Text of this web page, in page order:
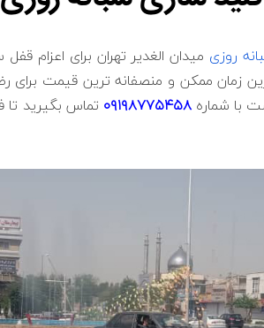
روزی میدان الغدیر تهران برای اعزام
زمان ممکن و منصفانه ترین قیمت برای
با شماره۰۹۱۹۸۷۷۵۴۵۸ تماس بگیرید